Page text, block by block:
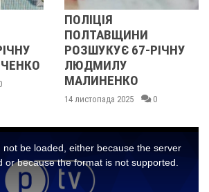
ПОЛТАВЩИНИ
РОЗШУКУЄ 67-РІЧНУ
ЛЮДМИЛУ
МАЛИНЕНКО
14 листопада 2025 0